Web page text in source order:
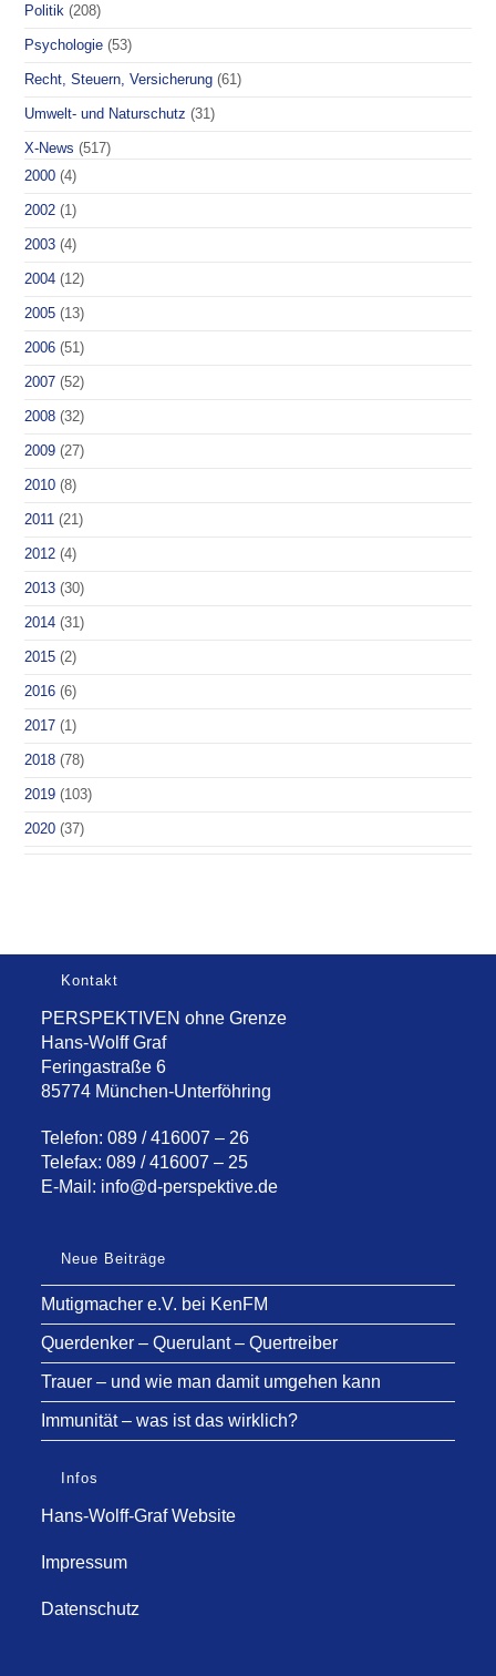
Politik (208)
Psychologie (53)
Recht, Steuern, Versicherung (61)
Umwelt- und Naturschutz (31)
X-News (517)
2000 (4)
2002 (1)
2003 (4)
2004 (12)
2005 (13)
2006 (51)
2007 (52)
2008 (32)
2009 (27)
2010 (8)
2011 (21)
2012 (4)
2013 (30)
2014 (31)
2015 (2)
2016 (6)
2017 (1)
2018 (78)
2019 (103)
2020 (37)
Kontakt
PERSPEKTIVEN ohne Grenze
Hans-Wolff Graf
Feringastraße 6
85774 München-Unterföhring
Telefon: 089 / 416007 – 26
Telefax: 089 / 416007 – 25
E-Mail: info@d-perspektive.de
Neue Beiträge
Mutigmacher e.V. bei KenFM
Querdenker – Querulant – Quertreiber
Trauer – und wie man damit umgehen kann
Immunität – was ist das wirklich?
Infos
Hans-Wolff-Graf Website
Impressum
Datenschutz